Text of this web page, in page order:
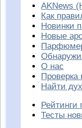
AKNews
Как
Новинки
Новые
О нас
Проверка
Найти
Тесты